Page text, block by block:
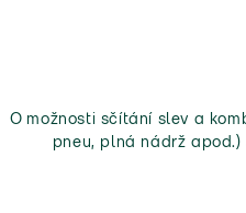
O možnosti sčítání slev a
pneu, plná nádrž